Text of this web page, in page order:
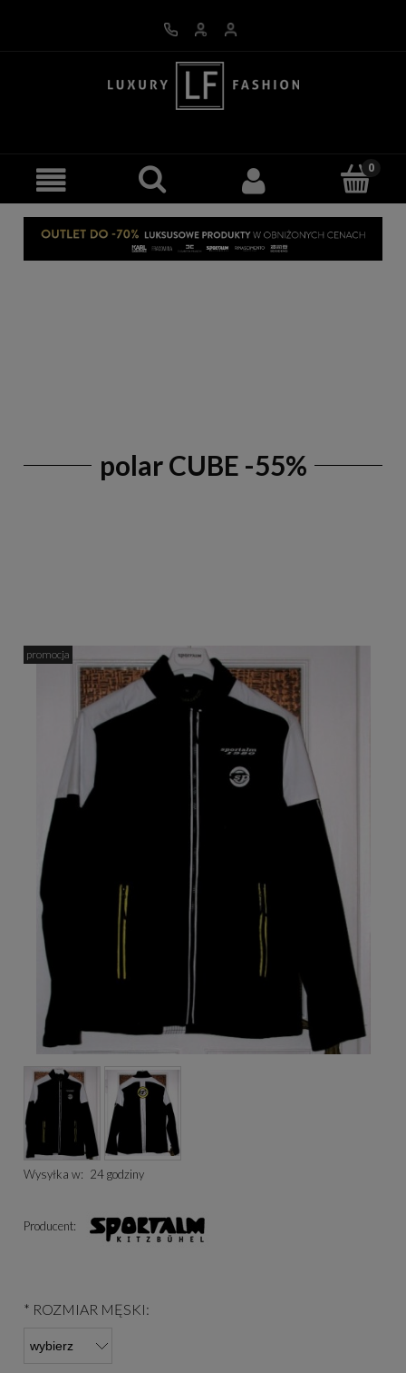
polar CUBE -55%
promocja
Wysyłka w: 24 godziny
Producent:
* ROZMIAR MĘSKI: